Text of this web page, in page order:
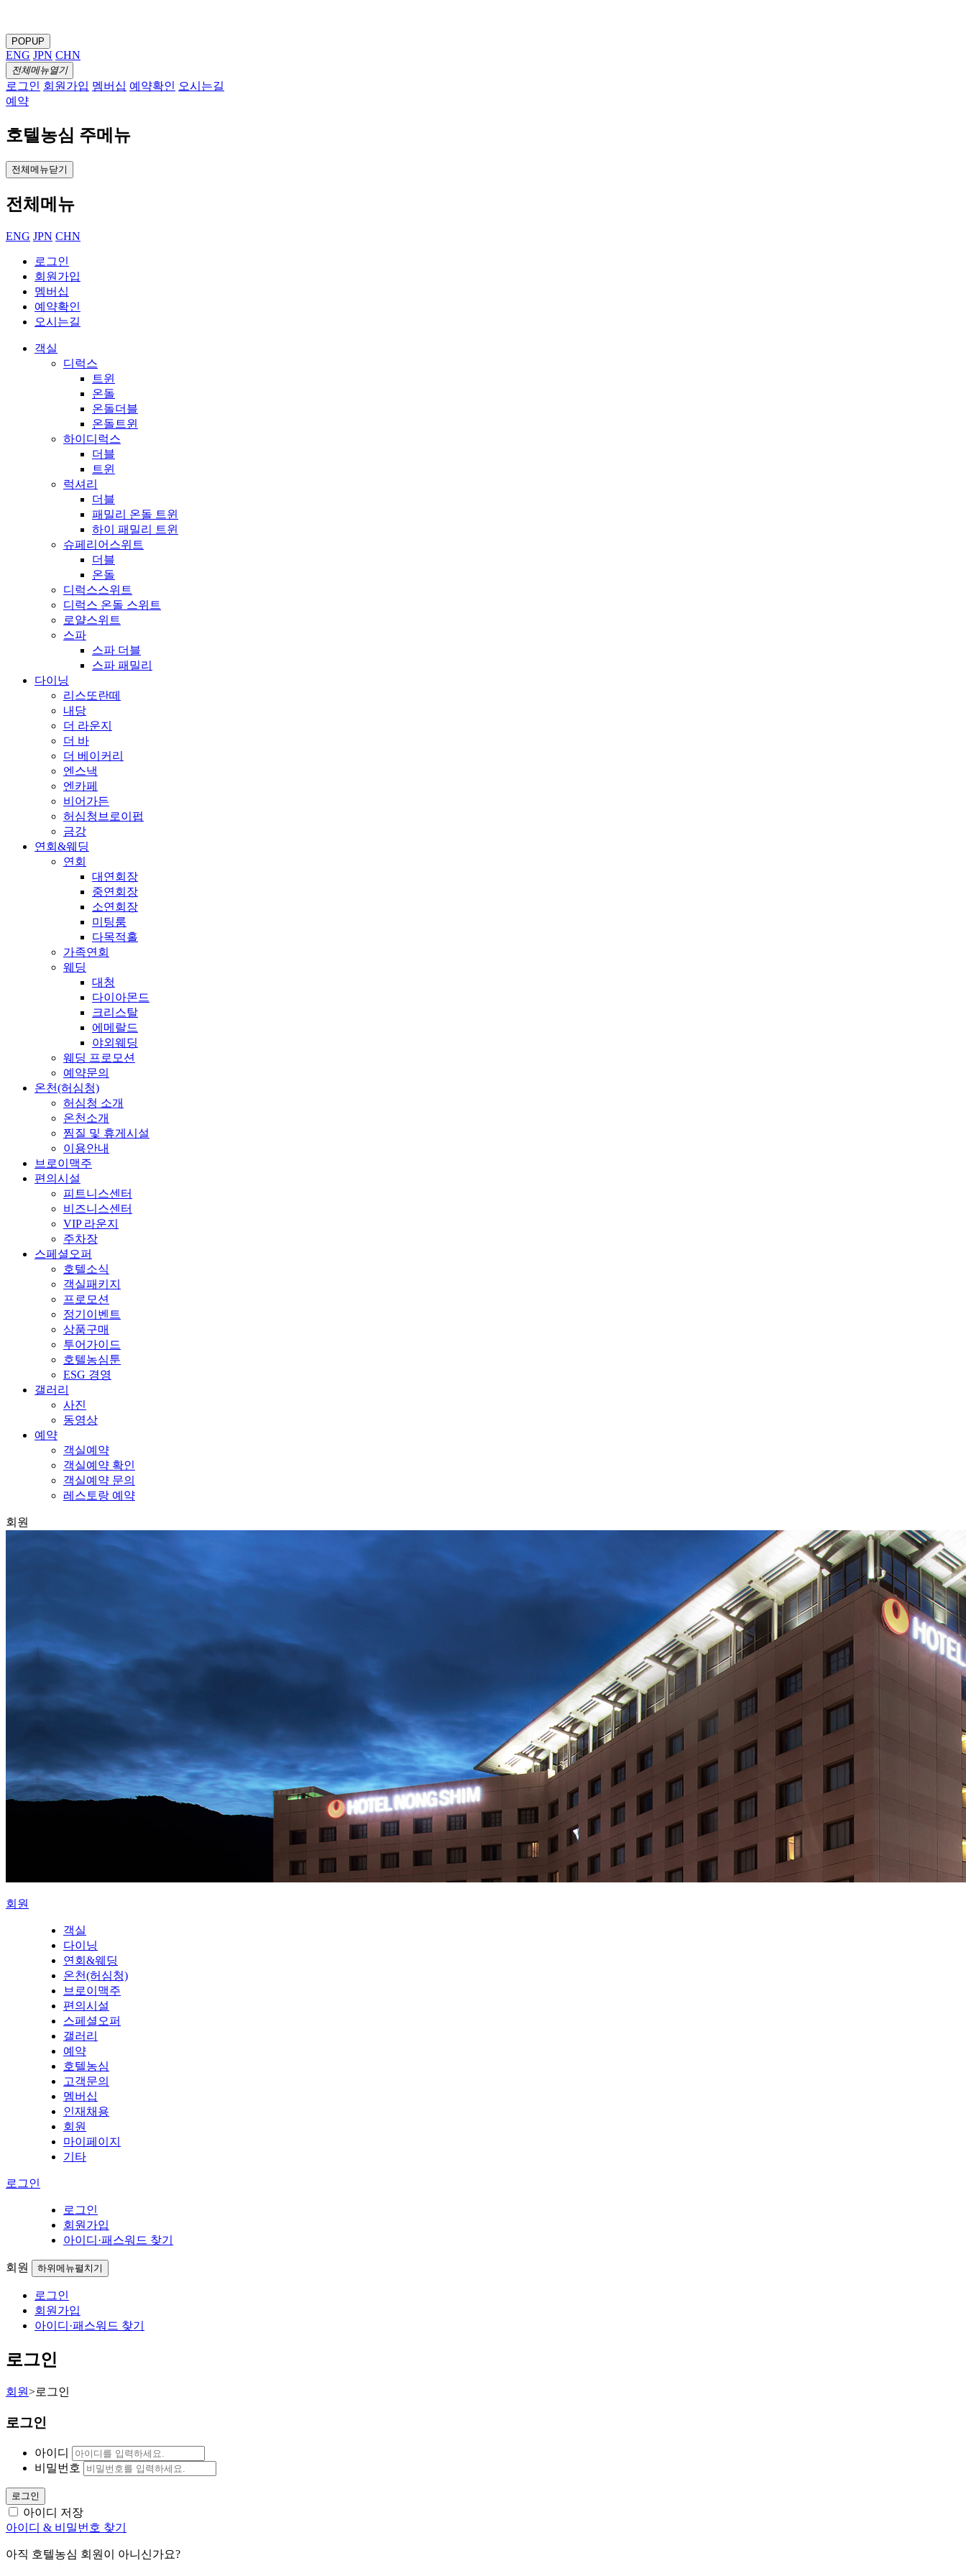
POPUP
ENG JPN CHN
전체메뉴열기
로그인 회원가입 멤버십 예약확인 오시는길
예약
호텔농심 주메뉴
전체메뉴닫기
전체메뉴
ENG JPN CHN
로그인
회원가입
멤버십
예약확인
오시는길
객실
디럭스
트윈
온돌
온돌더블
온돌트윈
하이디럭스
더블
트윈
럭셔리
더블
패밀리 온돌 트윈
하이 패밀리 트윈
슈페리어스위트
더블
온돌
디럭스스위트
디럭스 온돌 스위트
로얄스위트
스파
스파 더블
스파 패밀리
다이닝
리스또란떼
내당
더 라운지
더 바
더 베이커리
엔스낵
엔카페
비어가든
허심청브로이펍
금강
연회&웨딩
연회
대연회장
중연회장
소연회장
미팅룸
다목적홀
가족연회
웨딩
대청
다이아몬드
크리스탈
에메랄드
야외웨딩
웨딩 프로모션
예약문의
온천(허심청)
허심청 소개
온천소개
찜질 및 휴게시설
이용안내
브로이맥주
편의시설
피트니스센터
비즈니스센터
VIP 라운지
주차장
스페셜오퍼
호텔소식
객실패키지
프로모션
정기이벤트
상품구매
투어가이드
호텔농심툰
ESG 경영
갤러리
사진
동영상
예약
객실예약
객실예약 확인
객실예약 문의
레스토랑 예약
회원
회원
객실
다이닝
연회&웨딩
온천(허심청)
브로이맥주
편의시설
스페셜오퍼
갤러리
예약
호텔농심
고객문의
멤버십
인재채용
회원
마이페이지
기타
로그인
로그인
회원가입
아이디·패스워드 찾기
회원 하위메뉴펼치기
로그인
회원가입
아이디·패스워드 찾기
로그인
회원>로그인
로그인
아이디
비밀번호
로그인
아이디 저장
아이디 & 비밀번호 찾기
아직 호텔농심 회원이 아니신가요?